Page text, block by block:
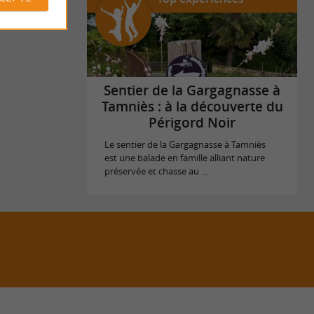
Sentier de la Gargagnasse à
Tamniès : à la découverte du
Périgord Noir
Le sentier de la Gargagnasse à Tamniès
est une balade en famille alliant nature
préservée et chasse au ...